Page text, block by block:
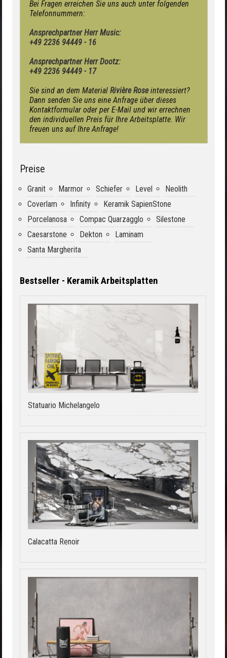
Bei Fragen erreichen Sie uns auch unter folgenden
Telefonnummern:
Ansprechpartner Herr Music:
+49 2236 94449 - 16
Ansprechpartner Herr Dootz:
+49 2236 94449 - 17
Sie sind an dem Material Rivière Roseinteressiert?
Dann senden Sie uns eine Anfrage über dieses
Kontaktformular oder per E-Mail und wir errechnen
den individuellen Preis für Ihre Arbeitsplatte. Wir
freuen uns auf Ihre Anfrage!
Preise
Granit Marmor Schiefer Level
Neolith
Coverlam
Infinity
Keramik SapienStone
Porcelanosa
Compac Quarzagglo
Silestone
Caesarstone
Dekton
Laminam
Santa Margherita
Bestseller - Keramik Arbeitsplatten
Statuario Michelangelo
Calacatta Renoir